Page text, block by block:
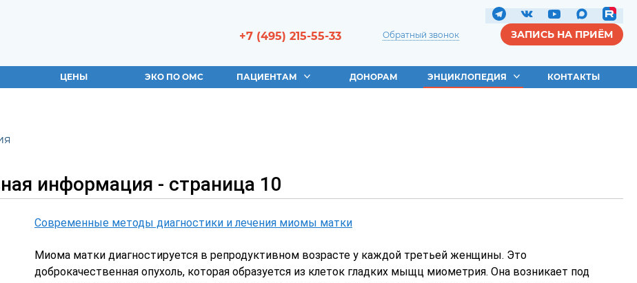
+7 (495) 215-55-33 Обратный звонок ЗАПИСЬ НА ПРИЁМ
ЦЕНЫ ЭКО ПО ОМС ПАЦИЕНТАМ ДОНОРАМ ЭНЦИКЛОПЕДИЯ КОНТАКТЫ
информация - страница 10
Современные методы диагностики и лечения миомы матки
Миома матки диагностируется в репродуктивном возрасте у каждой третьей женщины. Это
доброкачественная опухоль, которая образуется из клеток гладких мыщц миометрия. Она возникает под